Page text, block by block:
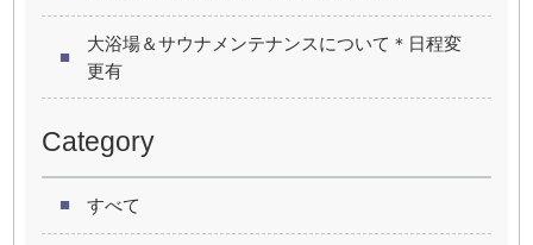
大浴場＆サウナメンテナンスについて＊日程変
更有
Category
すべて